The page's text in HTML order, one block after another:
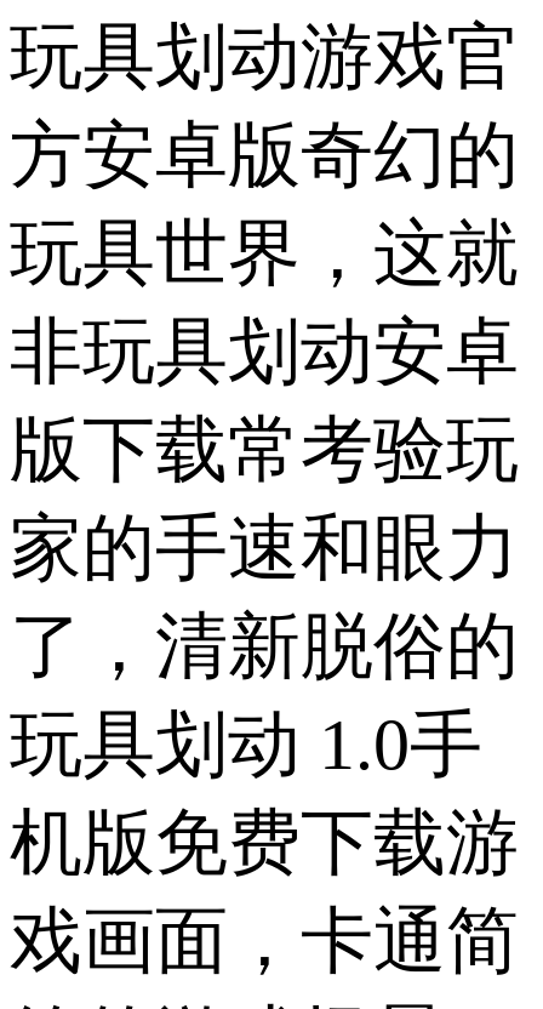
玩具划动游戏官
方安卓版奇幻的
玩具世界，这就
非玩具划动安卓
版下载常考验玩
家的手速和眼力
了，清新脱俗的
玩具划动 1.0手
机版免费下载游
戏画面，卡通简